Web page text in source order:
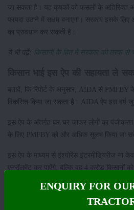
जा सकता है। यह कृषकों को फसलों के अतिरिक्त
फायदा उठाने में सक्षम बनाएगा। सरकार इसके
का प्रावधान कर सकती है।
ये भी पढ़ें: किसानों के हित में सरकार की तरफ से
बतादें, कि रिपोर्ट के अनुसार, AIDA से
विकसित किया जा सकता है। AIDA ऐप इस वर्ष
इस ऐप के अंतर्गत घर-घर जाकर लोगों का पंजीकरण
के लिए PMFBY को और अधिक सुलभ किया जा
इस ऐप के माध्यम से इंश्योरेंस इंटरमीडियरीज ना
एनरॉलमेंट कर पाऐंगे, बल्कि वह 4 करोड़ किसानों
ENQUIRY FOR